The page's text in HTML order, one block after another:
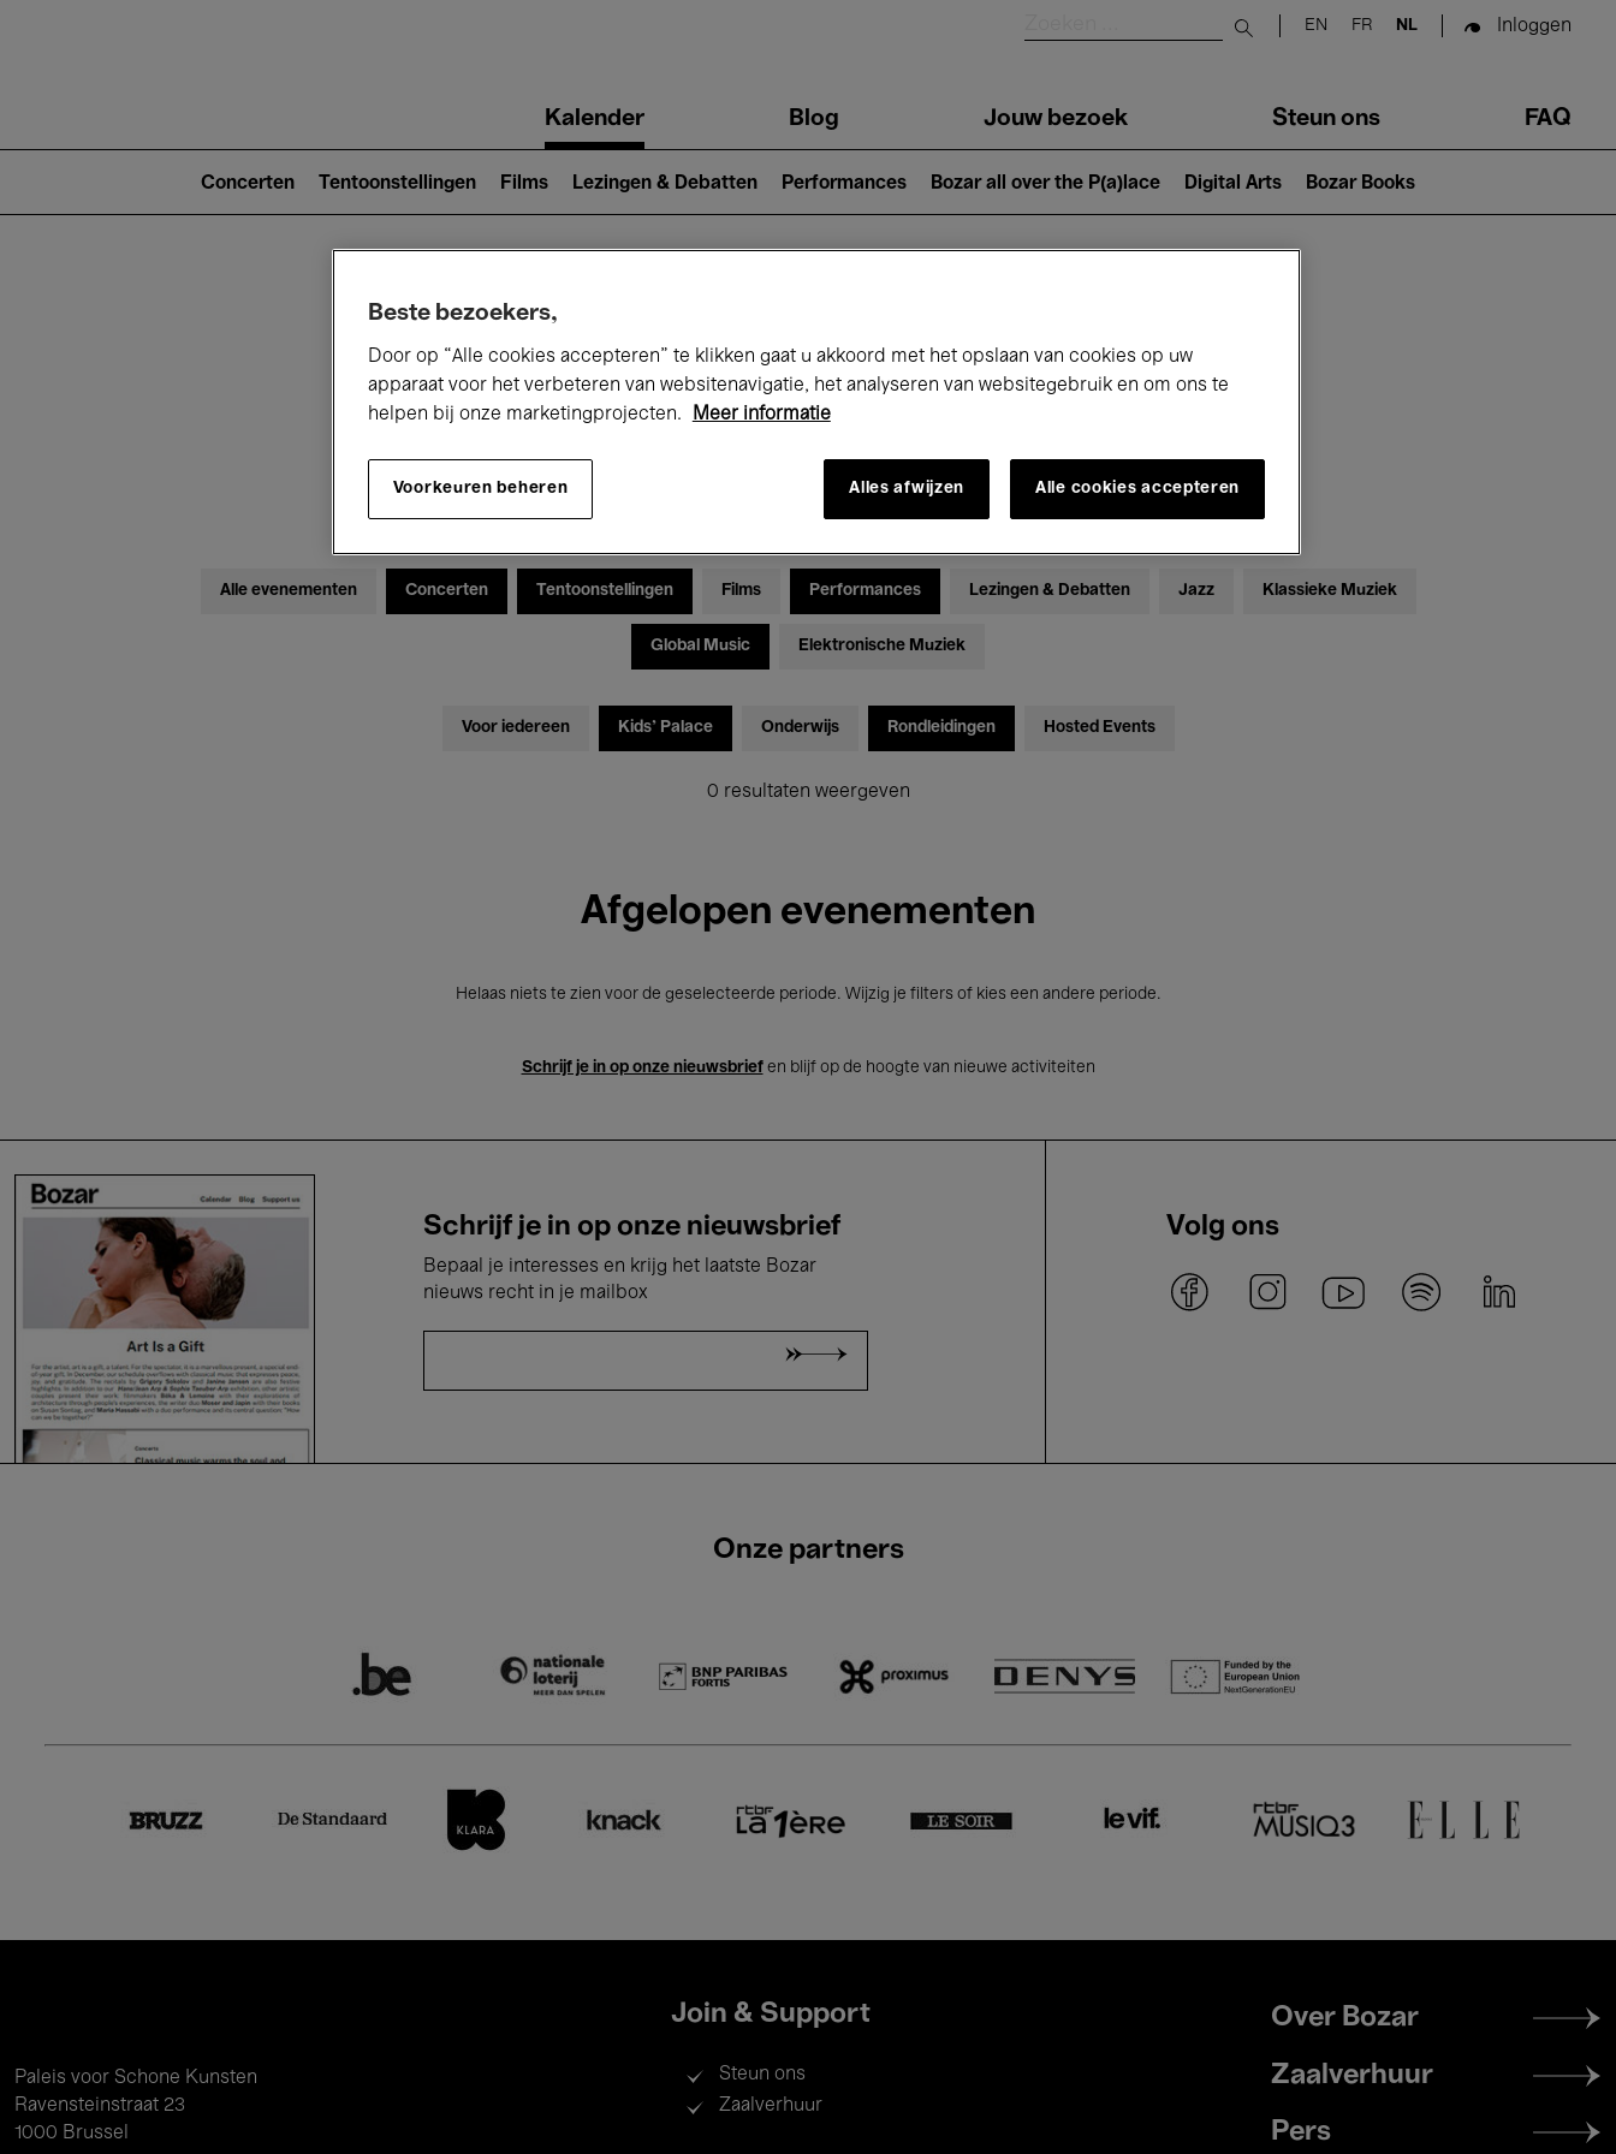
Submit search
EN FR NL Inloggen
navigationKalender Blog Jouw bezoek Steun ons FAQ
2)
Concerten Tentoonstellingen Films Lezingen & Debatten Performances Bozar all over the P(a)lace Digital Arts Bozar Books
Nu bij Bozar
Dinsdag 21 April 2026
Alle evenementen Concerten Tentoonstellingen Films Performances Lezingen & Debatten Jazz Klassieke Muziek
Global Music Elektronische Muziek
Voor iedereen Kids’ Palace Onderwijs Rondleidingen Hosted Events
0 resultaten weergeven
Afgelopen evenementen
Helaas niets te zien voor de geselecteerde periode. Wijzig je filters of kies een andere periode.
Schrijf je in op onze nieuwsbriefen blijf op de hoogte van nieuwe activiteiten
Schrijf je in op onze nieuwsbrief
Bepaal je interesses en krijg het laatste Bozar
nieuws recht in je mailbox
Volg ons
Onze partners
Paleis voor Schone Kunsten
Ravensteinstraat 23
1000 Brussel
Join & Support
Steun ons
Zaalverhuur
Footer
menu
Over Bozar
Zaalverhuur
Pers
Beste bezoekers,
Door op “Alle cookies accepteren” te klikken gaat u akkoord met het opslaan van cookies op uw
apparaat voor het verbeteren van websitenavigatie, het analyseren van websitegebruik en om ons te
helpen bij onze marketingprojecten.
Meer informatie
Voorkeuren beheren Alles afwijzen Alle cookies accepteren